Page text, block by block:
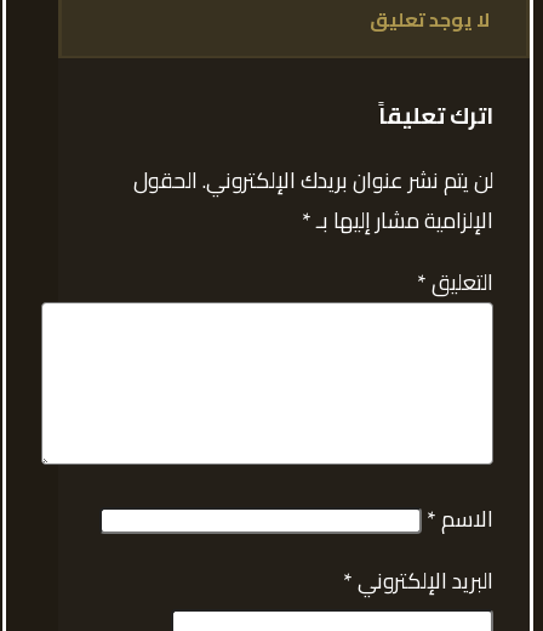
لا يوجد تعليق
اترك تعليقاً
لن يتم نشر عنوان بريدك الإلكتروني.الحقول
الإلزامية مشار إليها بـ*
التعليق*
الاسم*
البريد الإلكتروني*